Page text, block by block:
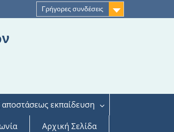
Γρήγορες συνδέσεις
αποστάσεως εκπαίδευση
Αρχική Σελίδα